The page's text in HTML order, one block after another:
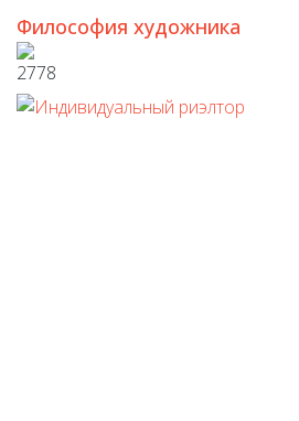
Философия художника
2778